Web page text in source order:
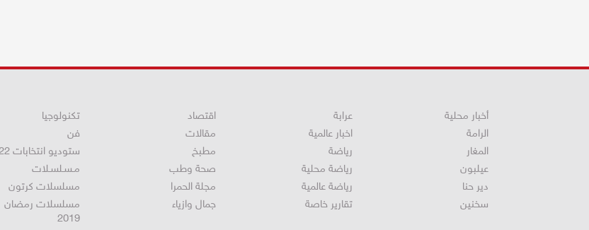
أخبار محلية
الرامة
المغار
عيلبون
دير حنا
سخنين
عرابة
اخبار عالمية
رياضة
رياضة محلية
رياضة عالمية
تقارير خاصة
اقتصاد
مقالات
مطبخ
صحة وطب
مجلة الحمرا
جمال وازياء
تكنولوجيا
فن
ستوديو انتخابات 2022
مـسـلسـلات
مسلسلات كرتون
مسلسلات رمضان
2019